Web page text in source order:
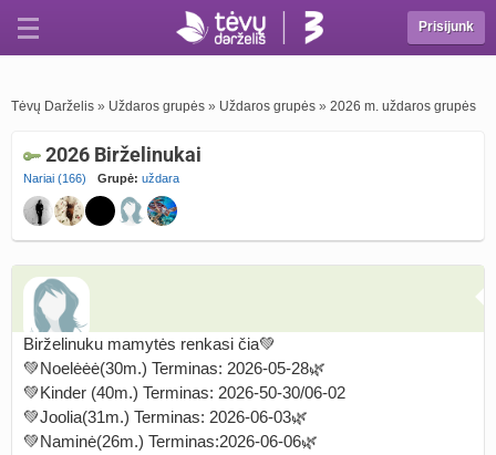
Prisijunk
Tėvų Darželis » Uždaros grupės » Uždaros grupės » 2026 m. uždaros grupės
2026 Birželinukai
Nariai (166) Grupė: uždara
Birželinuku mamytės renkasi čia💚
💚Noelėėė(30m.) Terminas: 2026-05-28🌿
💚Kinder (40m.) Terminas: 2026-50-30/06-02
💚Joolia(31m.) Terminas: 2026-06-03🌿
💚Naminė(26m.) Terminas:2026-06-06🌿